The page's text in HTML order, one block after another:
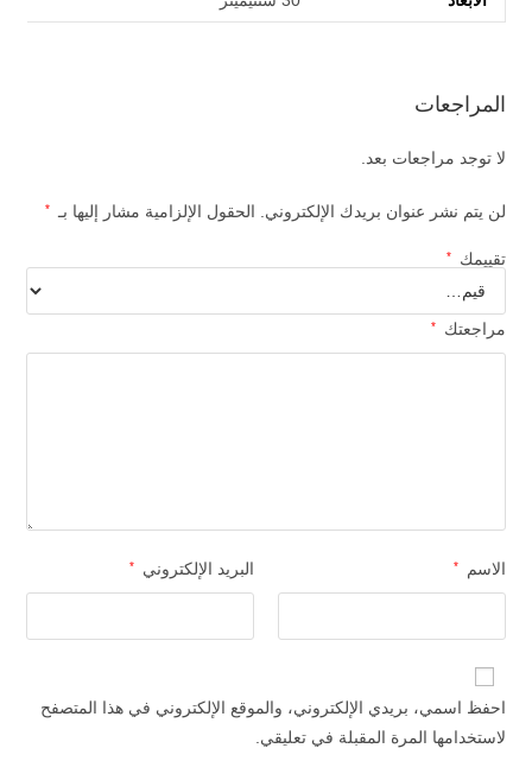
المراجعات
لا توجد مراجعات بعد.
لن يتم نشر عنوان بريدك الإلكتروني. الحقول الإلزامية مشار إليها بـ *
تقييمك *
مراجعتك *
الاسم * البريد الإلكتروني *
احفظ اسمي، بريدي الإلكتروني، والموقع الإلكتروني في هذا المتصفح
لاستخدامها المرة المقبلة في تعليقي.